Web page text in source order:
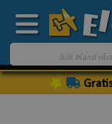
Veckans